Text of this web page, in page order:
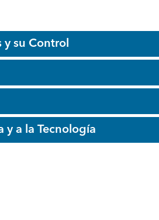
y su Control
y a la Tecnología